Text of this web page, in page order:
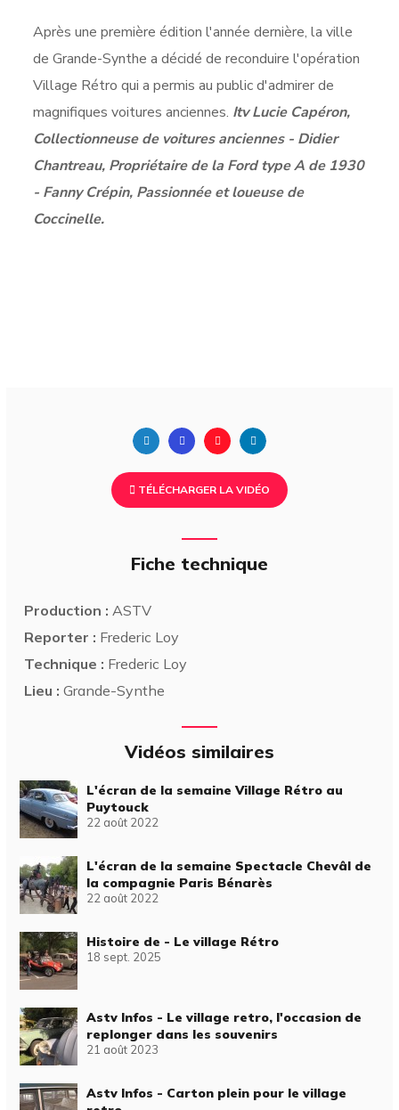
Après une première édition l'année dernière, la ville
de Grande-Synthe a décidé de reconduire l'opération
Village Rétro qui a permis au public d'admirer de
magnifiques voitures anciennes. Itv Lucie Capéron,
Collectionneuse de voitures anciennes - Didier
Chantreau, Propriétaire de la Ford type A de 1930
- Fanny Crépin, Passionnée et loueuse de
Coccinelle.
TÉLÉCHARGER LA VIDÉO
Fiche technique
Production : ASTV
Reporter : Frederic Loy
Technique : Frederic Loy
Lieu : Grande-Synthe
Vidéos similaires
L'écran de la semaine Village Rétro au
Puytouck
22 août 2022
L'écran de la semaine Spectacle Chevâl de
la compagnie Paris Bénarès
22 août 2022
Histoire de - Le village Rétro
18 sept. 2025
Astv Infos - Le village retro, l'occasion de
replonger dans les souvenirs
21 août 2023
Astv Infos - Carton plein pour le village